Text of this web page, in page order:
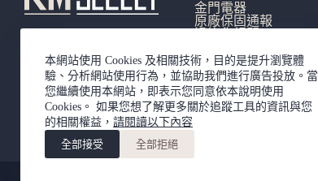
本網站使用 Cookies 及相關技術，目的是提升瀏覽體
驗、分析網站使用行為，並協助我們進行廣告投放。當
您繼續使用本網站，即表示您同意依本說明使用
Cookies。 如果您想了解更多關於追蹤工具的資訊與您
的相關權益， 請閱讀以下內容
全部接受
全部拒絕
金門電器
原廠保固通報
常見問題